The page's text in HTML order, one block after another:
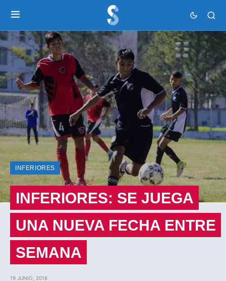
INFERIORES
INFERIORES: SE JUEGA
UNA NUEVA FECHA ENTRE
SEMANA
19 JUNIO, 2018